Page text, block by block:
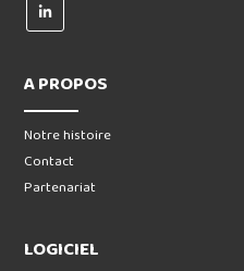
A PROPOS
Notre histoire
Contact
Partenariat
LOGICIEL